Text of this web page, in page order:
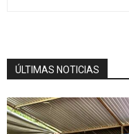
ÚLTIMAS NOTICIAS